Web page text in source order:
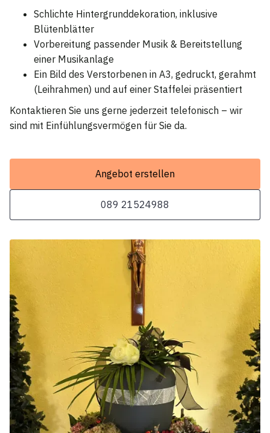
Schlichte Hintergrunddekoration, inklusive
Blütenblätter
Vorbereitung passender Musik & Bereitstellung
einer Musikanlage
Ein Bild des Verstorbenen in A3, gedruckt, gerahmt
(Leihrahmen) und auf einer Staffelei präsentiert
Kontaktieren Sie uns gerne jederzeit telefonisch – wir
sind mit Einfühlungsvermögen für Sie da.
Angebot erstellen
089 21524988